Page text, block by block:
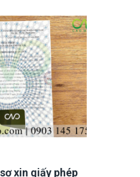
xin giấy phép